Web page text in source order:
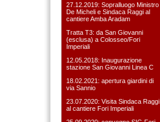
27.12.2019: Sopralluogo Ministro
De Micheli e Sindaca Raggi al
cantiere Amba Aradam
Tratta T3: da San Giovanni
(esclusa) a Colosseo/Fori
Imperiali
12.05.2018: Inaugurazione
stazione San Giovanni Linea C
18.02.2021: apertura giardini di
via Sannio
23.07.2020: Visita Sindaca Raggi
al cantiere Fori Imperiali